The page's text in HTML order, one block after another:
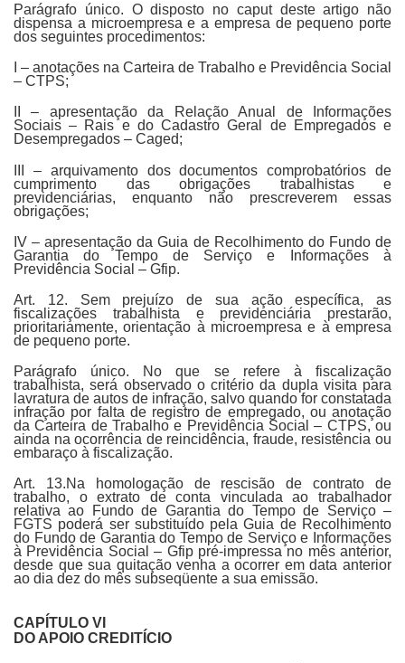
Parágrafo único. O disposto no caput deste artigo não
dispensa a microempresa e a empresa de pequeno porte
dos seguintes procedimentos:
I – anotações na Carteira de Trabalho e Previdência Social
– CTPS;
II – apresentação da Relação Anual de Informações
Sociais – Rais e do Cadastro Geral de Empregados e
Desempregados – Caged;
III – arquivamento dos documentos comprobatórios de
cumprimento das obrigações trabalhistas e
previdenciárias, enquanto não prescreverem essas
obrigações;
IV – apresentação da Guia de Recolhimento do Fundo de
Garantia do Tempo de Serviço e Informações à
Previdência Social – Gfip.
Art. 12. Sem prejuízo de sua ação específica, as
fiscalizações trabalhista e previdenciária prestarão,
prioritariamente, orientação à microempresa e à empresa
de pequeno porte.
Parágrafo único. No que se refere à fiscalização
trabalhista, será observado o critério da dupla visita para
lavratura de autos de infração, salvo quando for constatada
infração por falta de registro de empregado, ou anotação
da Carteira de Trabalho e Previdência Social – CTPS, ou
ainda na ocorrência de reincidência, fraude, resistência ou
embaraço à fiscalização.
Art. 13.Na homologação de rescisão de contrato de
trabalho, o extrato de conta vinculada ao trabalhador
relativa ao Fundo de Garantia do Tempo de Serviço –
FGTS poderá ser substituído pela Guia de Recolhimento
do Fundo de Garantia do Tempo de Serviço e Informações
à Previdência Social – Gfip pré-impressa no mês anterior,
desde que sua quitação venha a ocorrer em data anterior
ao dia dez do mês subseqüente a sua emissão.
CAPÍTULO VI
DO APOIO CREDITÍCIO